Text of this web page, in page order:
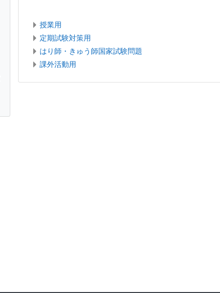
授業用
定期試験対策用
はり師・きゅう師国家試験問題
課外活動用